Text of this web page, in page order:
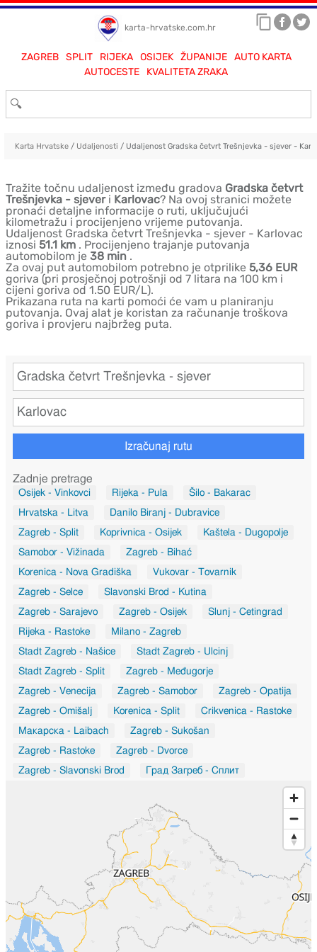
karta-hrvatske.com.hr
ZAGREB SPLIT RIJEKA OSIJEK ŽUPANIJE
AUTO KARTA
AUTOCESTE
KVALITETA ZRAKA
Karta Hrvatske/ Udaljenosti / Udaljenost Gradska četvrt Trešnjevka - sjever -
Tražite točnu udaljenost između gradova Gradska četvrt
Trešnjevka - sjeveri Karlovac? Na ovoj stranici možete
pronaći detaljne informacije o ruti, uključujući
kilometražu i procijenjeno vrijeme putovanja.
Udaljenost Gradska četvrt Trešnjevka - sjever - Karlovac
iznosi 51.1 km . Procijenjeno trajanje putovanja
automobilom je 38 min .
Za ovaj put automobilom potrebno je otprilike 5,36 EUR
goriva (pri prosječnoj potrošnji od 7 litara na 100 km i
cijeni goriva od 1.50 EUR/L).
Prikazana ruta na karti pomoći će vam u planiranju
putovanja. Ovaj alat je koristan za računanje troškova
goriva i provjeru najbržeg puta.
Izračunaj rutu
Zadnje pretrage
Osijek - Vinkovci Rijeka - Pula
Šilo - Bakarac
Hrvatska - Litva
Danilo Biranj - Dubravice
Zagreb - Split
Koprivnica - Osijek
Kaštela - Dugopolje
Samobor - Vižinada
Zagreb - Bihać
Korenica - Nova Gradiška
Vukovar - Tovarnik
Zagreb - Selce
Slavonski Brod - Kutina
Zagreb - Sarajevo
Zagreb - Osijek
Slunj - Cetingrad
Rijeka - Rastoke
Milano - Zagreb
Stadt Zagreb - Našice
Stadt Zagreb - Ulcinj
Stadt Zagreb - Split
Zagreb - Međugorje
Zagreb - Venecija
Zagreb - Samobor
Zagreb - Opatija
Zagreb - Omišalj
Korenica - Split
Crikvenica - Rastoke
Макарска - Laibach
Zagreb - Sukošan
Zagreb - Rastoke
Zagreb - Dvorce
Zagreb - Slavonski Brod
Град Загреб - Сплит
Град Загреб - Ashok Vihar
Koprivnica - Slavonski Brod
Zagreb - Našice
Zagreb - Sveti Martin na Muri
Duga Resa - Buzet
Municipality of Povljana - Karlovac
Zagreb - Nova Gradiška
Zagreb - Pozega
Mirlović Zagora - Kaštela